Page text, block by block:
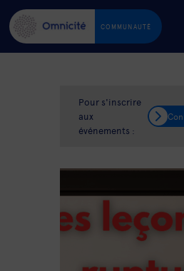
COMMUNAUTÉ
Pour s'inscrire
aux
événements :